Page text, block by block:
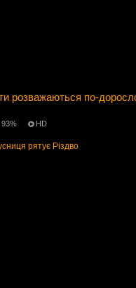
розважаються по-
93% HD